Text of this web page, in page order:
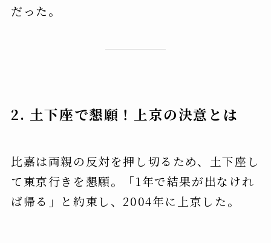
だった。
2. 土下座で懇願！上京の決意とは
比嘉は両親の反対を押し切るため、土下座し
て東京行きを懇願。「1年で結果が出なけれ
ば帰る」と約束し、2004年に上京した。